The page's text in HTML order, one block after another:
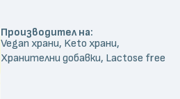
Производител на:
Vegan храни, Keto храни,
Хранителни добавки, Lactose free